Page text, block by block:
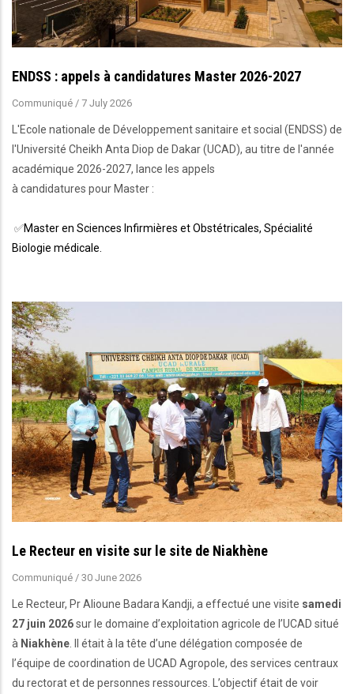
ENDSS : appels à candidatures Master 2026-2027
Communiqué / 7 July 2026
L'Ecole nationale de Développement sanitaire et social (ENDSS) de
l'Université Cheikh Anta Diop de Dakar (UCAD), au titre de l'année
académique 2026-2027, lance les appels
à candidatures pour Master :
✅Master en Sciences Infirmières et Obstétricales, Spécialité
Biologie médicale.
Le Recteur en visite sur le site de Niakhène
Communiqué / 30 June 2026
Le Recteur, Pr Alioune Badara Kandji, a effectué une visite samedi
27 juin 2026sur le domaine d’exploitation agricole de l’UCAD situé
à Niakhène . Il était à la tête d’une délégation composée de
l’équipe de coordination de UCAD Agropole, des services centraux
du rectorat et de personnes ressources. L’objectif était de voir